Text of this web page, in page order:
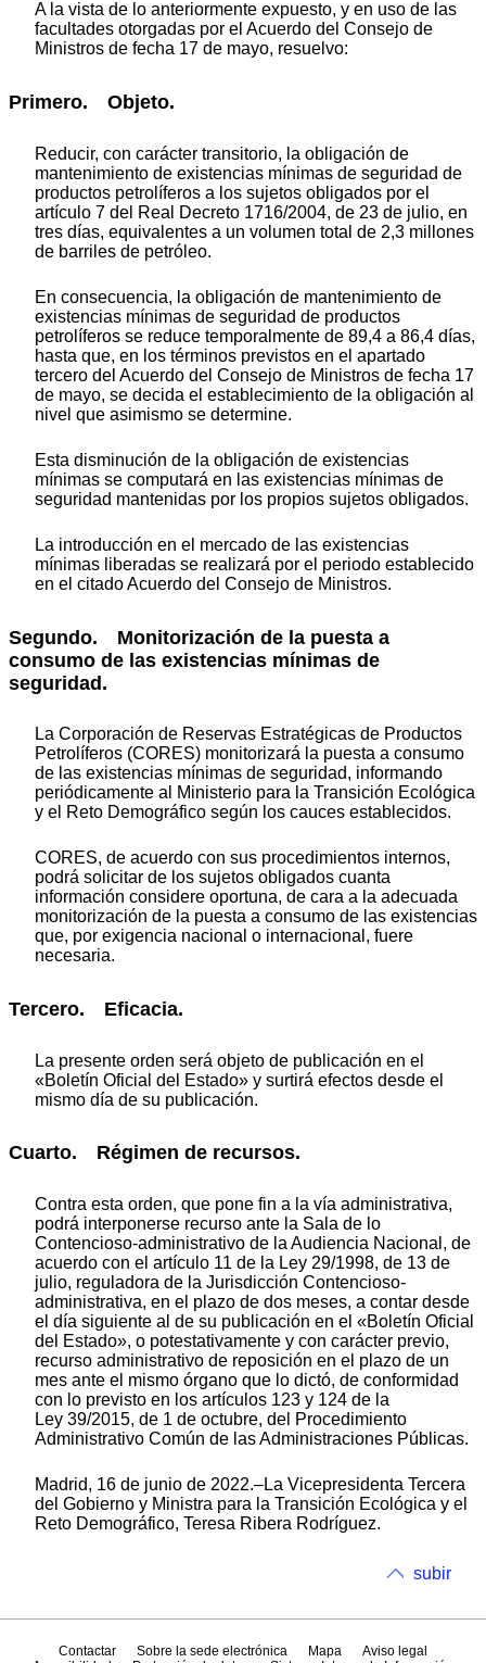
A la vista de lo anteriormente expuesto, y en uso de las
facultades otorgadas por el Acuerdo del Consejo de
Ministros de fecha 17 de mayo, resuelvo:
Primero. Objeto.
Reducir, con carácter transitorio, la obligación de
mantenimiento de existencias mínimas de seguridad de
productos petrolíferos a los sujetos obligados por el
artículo 7 del Real Decreto 1716/2004, de 23 de julio, en
tres días, equivalentes a un volumen total de 2,3 millones
de barriles de petróleo.
En consecuencia, la obligación de mantenimiento de
existencias mínimas de seguridad de productos
petrolíferos se reduce temporalmente de 89,4 a 86,4 días,
hasta que, en los términos previstos en el apartado
tercero del Acuerdo del Consejo de Ministros de fecha 17
de mayo, se decida el establecimiento de la obligación al
nivel que asimismo se determine.
Esta disminución de la obligación de existencias
mínimas se computará en las existencias mínimas de
seguridad mantenidas por los propios sujetos obligados.
La introducción en el mercado de las existencias
mínimas liberadas se realizará por el periodo establecido
en el citado Acuerdo del Consejo de Ministros.
Segundo. Monitorización de la puesta a
consumo de las existencias mínimas de
seguridad.
La Corporación de Reservas Estratégicas de Productos
Petrolíferos (CORES) monitorizará la puesta a consumo
de las existencias mínimas de seguridad, informando
periódicamente al Ministerio para la Transición Ecológica
y el Reto Demográfico según los cauces establecidos.
CORES, de acuerdo con sus procedimientos internos,
podrá solicitar de los sujetos obligados cuanta
información considere oportuna, de cara a la adecuada
monitorización de la puesta a consumo de las existencias
que, por exigencia nacional o internacional, fuere
necesaria.
Tercero. Eficacia.
La presente orden será objeto de publicación en el
«Boletín Oficial del Estado» y surtirá efectos desde el
mismo día de su publicación.
Cuarto. Régimen de recursos.
Contra esta orden, que pone fin a la vía administrativa,
podrá interponerse recurso ante la Sala de lo
Contencioso-administrativo de la Audiencia Nacional, de
acuerdo con el artículo 11 de la Ley 29/1998, de 13 de
julio, reguladora de la Jurisdicción Contencioso-
administrativa, en el plazo de dos meses, a contar desde
el día siguiente al de su publicación en el «Boletín Oficial
del Estado», o potestativamente y con carácter previo,
recurso administrativo de reposición en el plazo de un
mes ante el mismo órgano que lo dictó, de conformidad
con lo previsto en los artículos 123 y 124 de la
Ley 39/2015, de 1 de octubre, del Procedimiento
Administrativo Común de las Administraciones Públicas.
Madrid, 16 de junio de 2022.–La Vicepresidenta Tercera
del Gobierno y Ministra para la Transición Ecológica y el
Reto Demográfico, Teresa Ribera Rodríguez.
subir
Contactar Sobre la sede electrónica Mapa
Aviso legal